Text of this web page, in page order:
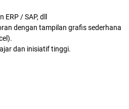
/ SAP, dll
dengan tampilan grafis sederhana
dan inisiatif tinggi.